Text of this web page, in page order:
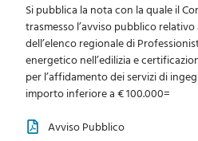
Si pubblica la nota con la quale il
trasmesso l’avviso pubblico
dell’elenco regionale di
energetico nell’edilizia e
per l’affidamento dei servizi di
importo inferiore a € 100.000=
Avviso Pubblico